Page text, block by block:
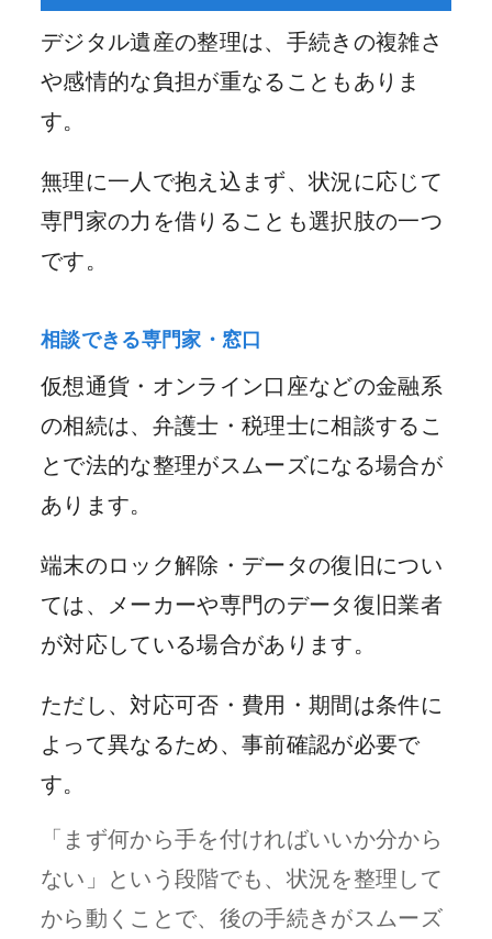
デジタル遺産の整理は、手続きの複雑さ
や感情的な負担が重なることもありま
す。
無理に一人で抱え込まず、状況に応じて
専門家の力を借りることも選択肢の一つ
です。
相談できる専門家・窓口
仮想通貨・オンライン口座などの金融系
の相続は、弁護士・税理士に相談するこ
とで法的な整理がスムーズになる場合が
あります。
端末のロック解除・データの復旧につい
ては、メーカーや専門のデータ復旧業者
が対応している場合があります。
ただし、対応可否・費用・期間は条件に
よって異なるため、事前確認が必要で
す。
「まず何から手を付ければいいか分から
ない」という段階でも、状況を整理して
から動くことで、後の手続きがスムーズ